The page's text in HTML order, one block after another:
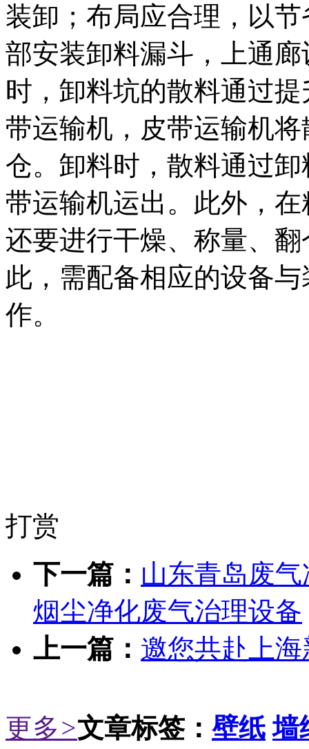
装卸；布局应合理，以
部安装卸料漏斗，上通
时，卸料坑的散料通过
带运输机，皮带运输机
仓。卸料时，散料通过
带运输机运出。此外，
还要进行干燥、称量、
此，需配备相应的设备
作。
打赏
下一篇： 山东青岛废
烟尘净化废气治理设备
上一篇： 邀您共赴上
更多>文章标签： 壁纸 墙